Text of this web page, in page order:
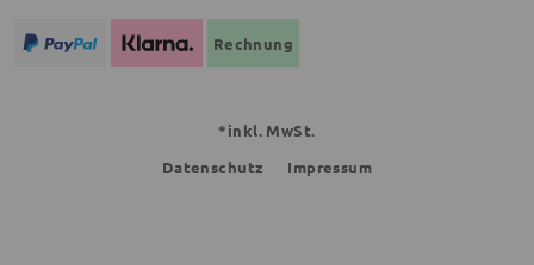
Rechnung
*inkl. MwSt.
Datenschutz
Impressum